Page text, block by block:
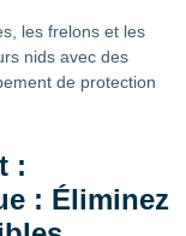
les frelons et les
nids avec des
de protection
:
: Éliminez